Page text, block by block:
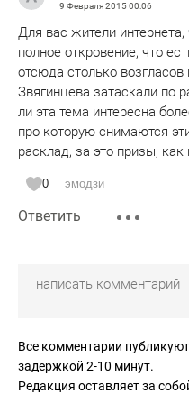
9 Февраля 201500:06
Для вас жители
полное откровение, что
отсюда столько
Звягинцева затаскали по
ли эта тема интересна
про которую снимаются
расклад, за это призы,
0 эмодзи
Ответить
Все комментарии
задержкой 2-10 минут.
Редакция оставляет за